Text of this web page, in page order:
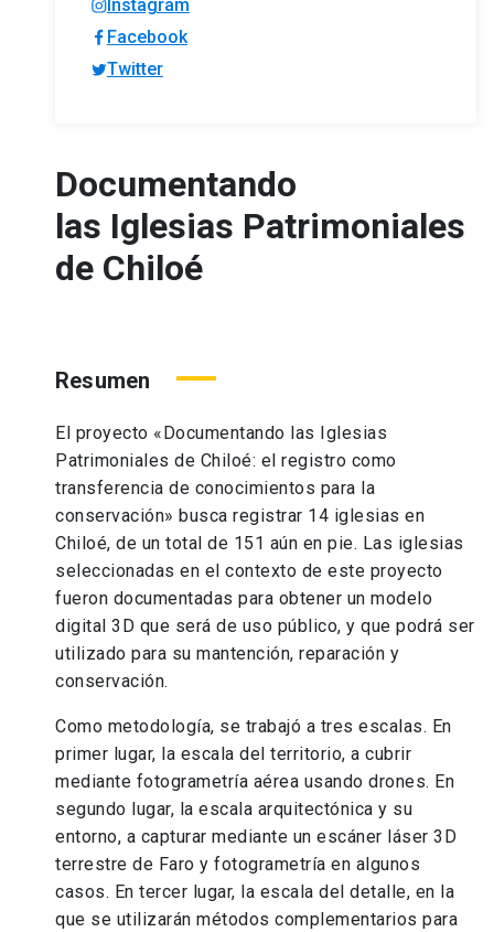
Documentando
las Iglesias Patrimoniales
de Chiloé
Resumen
El proyecto «Documentando las Iglesias
Patrimoniales de Chiloé: el registro como
transferencia de conocimientos para la
conservación» busca registrar 14 iglesias en
Chiloé, de un total de 151 aún en pie. Las iglesias
seleccionadas en el contexto de este proyecto
fueron documentadas para obtener un modelo
digital 3D que será de uso público, y que podrá ser
utilizado para su mantención, reparación y
conservación.
Como metodología, se trabajó a tres escalas. En
primer lugar, la escala del territorio, a cubrir
mediante fotogrametría aérea usando drones. En
segundo lugar, la escala arquitectónica y su
entorno, a capturar mediante un escáner láser 3D
terrestre de Faro y fotogrametría en algunos
casos. En tercer lugar, la escala del detalle, en la
que se utilizarán métodos complementarios para
Instagram
Facebook
Twitter